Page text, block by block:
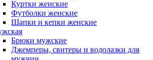
Куртки женские
Футболки женские
Шапки и кепки женские
Брюки мужские
Джемперы, свитеры и водолазки для